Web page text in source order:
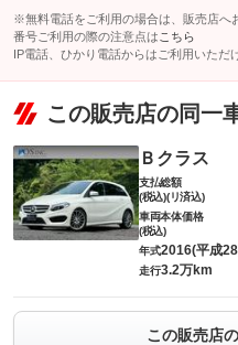
※無料電話をご利用の場合は、販売店へ
番号ご利用の際の注意点は こちら
IP電話、ひかり電話からはご利用いただ
この販売店の同一
Ｂクラス
支払総額
(税込)(リ済込)
車両本体価格
(税込)
年式2016(平成
走行3.2万km
この販売店